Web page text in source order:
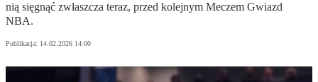
nią sięgnąć zwłaszcza teraz, przed kolejnym Meczem Gwiazd
NBA.
Publikacja: 14.02.2026 14:00